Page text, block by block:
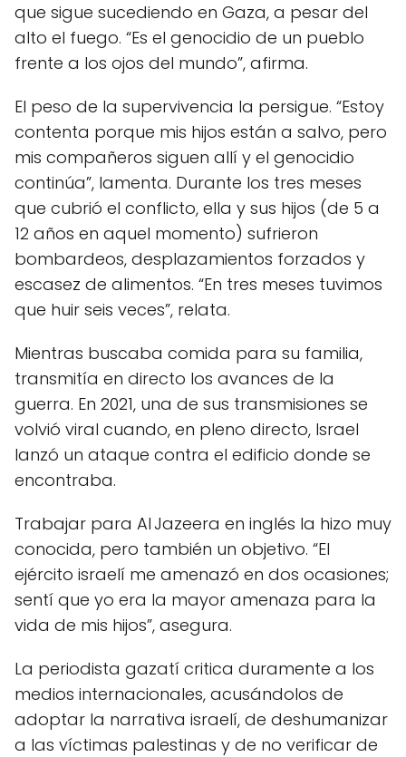
que sigue sucediendo en Gaza, a pesar del
alto el fuego. “Es el genocidio de un pueblo
frente a los ojos del mundo”, afirma.
El peso de la supervivencia la persigue. “Estoy
contenta porque mis hijos están a salvo, pero
mis compañeros siguen allí y el genocidio
continúa”, lamenta. Durante los tres meses
que cubrió el conflicto, ella y sus hijos (de 5 a
12 años en aquel momento) sufrieron
bombardeos, desplazamientos forzados y
escasez de alimentos. “En tres meses tuvimos
que huir seis veces”, relata.
Mientras buscaba comida para su familia,
transmitía en directo los avances de la
guerra. En 2021, una de sus transmisiones se
volvió viral cuando, en pleno directo, Israel
lanzó un ataque contra el edificio donde se
encontraba.
Trabajar para Al Jazeera en inglés la hizo muy
conocida, pero también un objetivo. “El
ejército israelí me amenazó en dos ocasiones;
sentí que yo era la mayor amenaza para la
vida de mis hijos”, asegura.
La periodista gazatí critica duramente a los
medios internacionales, acusándolos de
adoptar la narrativa israelí, de deshumanizar
a las víctimas palestinas y de no verificar de